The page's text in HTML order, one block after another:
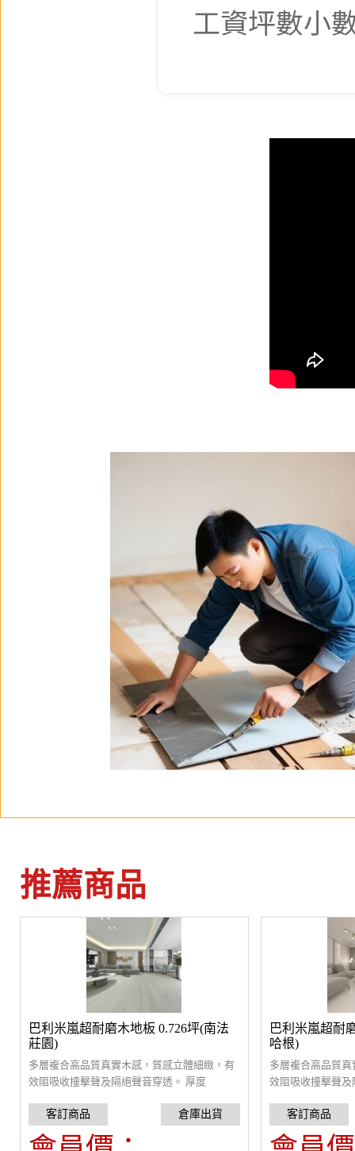
工資坪數小
推薦商品
巴利米嵐超耐磨木地板 0.726坪(南法
莊園)
多層複合高品質真實木感，質感立體細緻，有
效阻吸收撞擊聲及隔絕聲音穿透。 厚度
量。搭配MaxBlock 阻尼隔音毯(3mm)可達
44dB,採用卡扣設計，可自行組裝。一盒0.726
坪。雙北以外地區每箱加收，運費300元/箱
巴利米嵐超耐
哈根)
多層複合高品質
效阻吸收撞擊聲
量。搭配
44dB,採用卡扣設
坪。雙北以外地